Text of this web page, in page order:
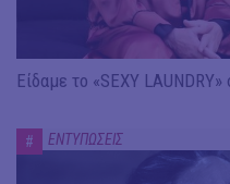
Είδαμε το «SEXY
# ΕΝΤΥΠΩΣΕΙΣ